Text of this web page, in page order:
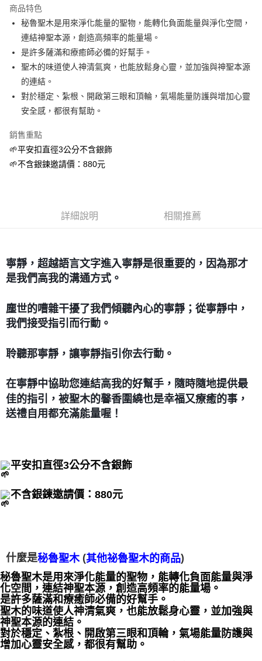
Apple Pay
街口支付
悠遊付
ATM付款
運送方式
全家取貨付款
每筆NT$80，滿NT$3,000(含以上)免運費
7-11取貨付款
每筆NT$80，滿NT$3,000(含以上)免運費
付款後門市自取
商品特色
秘魯聖木是用來淨化能量的聖物，能轉化負面能量與淨化空間，
連結神聖本源，創造高頻率的能量場。
是許多薩滿和療癒師必備的好幫手。
聖木的味道使人神清氣爽，也能放鬆身心靈，並加強與神聖本源
的連結。
對於穩定、紮根、開啟第三眼和頂輪，氣場能量防護與增加心靈
安全感，都很有幫助。
銷售重點
🌱平安扣直徑3公分不含銀飾
🌱不含銀鍊邀請價：880元
詳細說明 相關推薦
寧靜，超越語言文字進入寧靜是很重要的，因為那才
是我們高我的溝通方式。
塵世的嘈雜干擾了我們傾聽內心的寧靜；從寧靜中，
我們接受指引而行動。
聆聽那寧靜，讓寧靜指引你去行動。
在寧靜中協助您連結高我的好幫手，隨時隨地提供最
佳的指引，被聖木的馨香圍繞也是幸福又療癒的事，
送禮自用都充滿能量喔！
平安扣直徑3公分不含銀飾
不含銀鍊邀請價：880元
什麼是秘魯聖木(其他祕魯聖木的商品)
秘魯聖木是用來淨化能量的聖物，能轉化負面能量與淨
化空間，連結神聖本源，創造高頻率的能量場。
是許多薩滿和療癒師必備的好幫手。
聖木的味道使人神清氣爽，也能放鬆身心靈，並加強與
神聖本源的連結。
對於穩定、紮根、開啟第三眼和頂輪，氣場能量防護與
增加心靈安全感，都很有幫助。